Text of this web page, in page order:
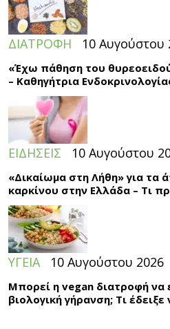
ΔΙΑΤΡΟΦΗ 10 Αυγούστου
«Έχω πάθηση του
– Καθηγήτρια
ΕΙΔΗΣΕΙΣ 10 Αυγούστου
«Δικαίωμα στη Λήθη» για τα
καρκίνου στην Ελλάδα – Τι
ΥΓΕΙΑ 10 Αυγούστου 2026
Μπορεί η vegan διατροφή να
βιολογική γήρανση; Τι